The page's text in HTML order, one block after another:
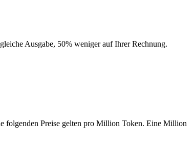
Ausgabe, 50% weniger auf Ihrer Rechnung.
folgenden Preise gelten pro Million Token. Eine Million